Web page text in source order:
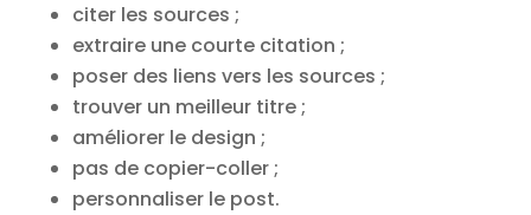
citer les sources ;
extraire une courte citation ;
poser des liens vers les sources ;
trouver un meilleur titre ;
améliorer le design ;
pas de copier-coller ;
personnaliser le post.